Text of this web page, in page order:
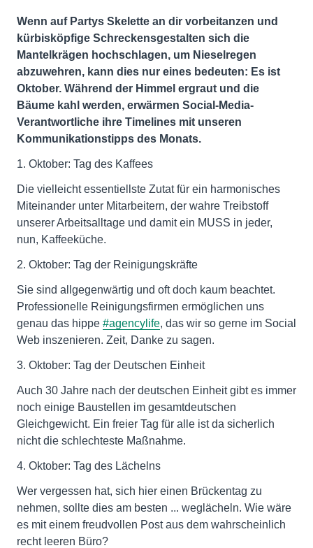
Wenn auf Partys Skelette an dir vorbeitanzen und
kürbisköpfige Schreckensgestalten sich die
Mantelkrägen hochschlagen, um Nieselregen
abzuwehren, kann dies nur eines bedeuten: Es ist
Oktober. Während der Himmel ergraut und die
Bäume kahl werden, erwärmen Social-Media-
Verantwortliche ihre Timelines mit unseren
Kommunikationstipps des Monats.
1. Oktober: Tag des Kaffees
Die vielleicht essentiellste Zutat für ein harmonisches
Miteinander unter Mitarbeitern, der wahre Treibstoff
unserer Arbeitsalltage und damit ein MUSS in jeder,
nun, Kaffeeküche.
2. Oktober: Tag der Reinigungskräfte
Sie sind allgegenwärtig und oft doch kaum beachtet.
Professionelle Reinigungsfirmen ermöglichen uns
genau das hippe #agencylife, das wir so gerne im Social
Web inszenieren. Zeit, Danke zu sagen.
3. Oktober: Tag der Deutschen Einheit
Auch 30 Jahre nach der deutschen Einheit gibt es immer
noch einige Baustellen im gesamtdeutschen
Gleichgewicht. Ein freier Tag für alle ist da sicherlich
nicht die schlechteste Maßnahme.
4. Oktober: Tag des Lächelns
Wer vergessen hat, sich hier einen Brückentag zu
nehmen, sollte dies am besten ... weglächeln. Wie wäre
es mit einem freudvollen Post aus dem wahrscheinlich
recht leeren Büro?